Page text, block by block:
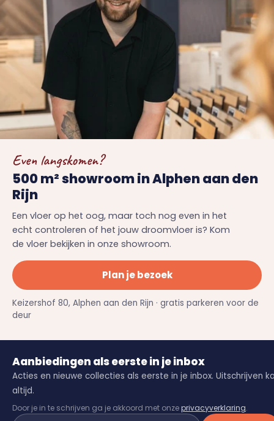
Even langskomen?
500 m² showroom in Alphen aan den
Rijn
Een vloer op het oog, maar toch nog even in het
echt controleren of het jouw droomvloer is? Kom
de vloer bekijken in onze showroom.
Plan je bezoek
Keizershof 80, Alphen aan den Rijn · gratis parkeren voor de
deur
Aanbiedingen als eerste in je inbox
Acties en nieuwe collecties als eerste in je inbox. Uitschrijven
altijd.
Door je in te schrijven ga je akkoord met onzeprivacyverklaring.